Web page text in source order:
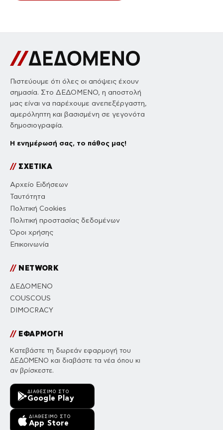
Πιστεύουμε ότι όλες οι απόψεις έχουν
σημασία. Στο ΔΕΔΟΜΕΝΟ, η αποστολή
μας είναι να παρέχουμε ανεπεξέργαστη,
αμερόληπτη και βασισμένη σε γεγονότα
δημοσιογραφία.
Η ενημέρωσή σας, το πάθος μας!
//ΣΧΕΤΙΚΑ
Αρχείο Ειδήσεων
Ταυτότητα
Πολιτική Cookies
Πολιτική προστασίας δεδομένων
Όροι χρήσης
Επικοινωνία
//NETWORK
ΔΕΔΟΜΕΝΟ
COUSCOUS
DIMOCRACY
//ΕΦΑΡΜΟΓΗ
Κατεβάστε τη δωρεάν εφαρμογή του
ΔΕΔΟΜΕΝΟ και διαβάστε τα νέα όπου κι
αν βρίσκεστε.
ΔΙΑΘΈΣΙΜΟ ΣΤΟ
Google Play
ΔΙΑΘΈΣΙΜΟ ΣΤΟ
App Store